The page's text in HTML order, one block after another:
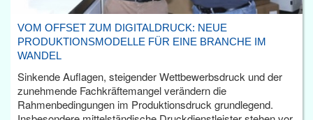
VOM OFFSET ZUM DIGITALDRUCK: NEUE
PRODUKTIONSMODELLE FÜR EINE BRANCHE IM
WANDEL
Sinkende Auflagen, steigender Wettbewerbsdruck und der
zunehmende Fachkräftemangel verändern die
Rahmenbedingungen im Produktionsdruck grundlegend.